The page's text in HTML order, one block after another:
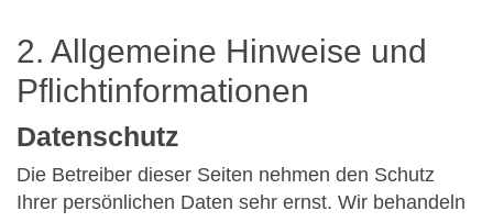
2. Allgemeine Hinweise und
Pflichtinformationen
Datenschutz
Die Betreiber dieser Seiten nehmen den Schutz
Ihrer persönlichen Daten sehr ernst. Wir behandeln